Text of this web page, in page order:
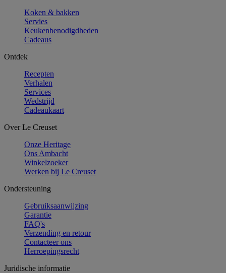
Koken & bakken
Servies
Keukenbenodigdheden
Cadeaus
Ontdek
Recepten
Verhalen
Services
Wedstrijd
Cadeaukaart
Over Le Creuset
Onze Heritage
Ons Ambacht
Winkelzoeker
Werken bij Le Creuset
Ondersteuning
Gebruiksaanwijzing
Garantie
FAQ's
Verzending en retour
Contacteer ons
Herroepingsrecht
Juridische informatie